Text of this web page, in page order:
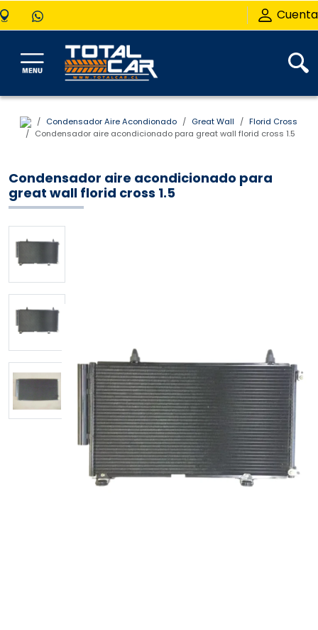
Cuenta
Condensador Aire Acondionado Great Wall
Florid Cross
Condensador aire acondicionado para great wall florid cross 1.5
Condensador aire acondicionado para
great wall florid cross 1.5